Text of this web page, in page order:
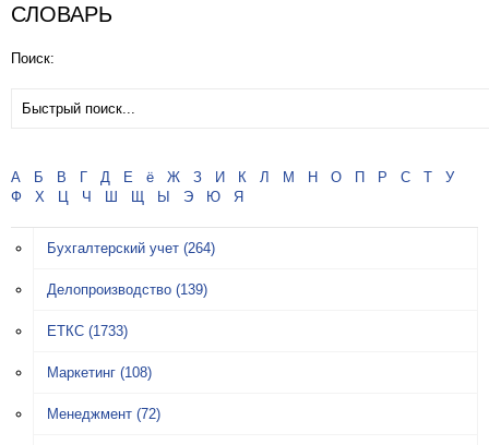
СЛОВАРЬ
Поиск:
А Б В Г Д Е ё Ж З И К Л М Н О П Р С Т
У
Ф
Х Ц Ч Ш Щ Ы Э Ю Я
Бухгалтерский учет (264)
Делопроизводство (139)
ЕТКС (1733)
Маркетинг (108)
Менеджмент (72)